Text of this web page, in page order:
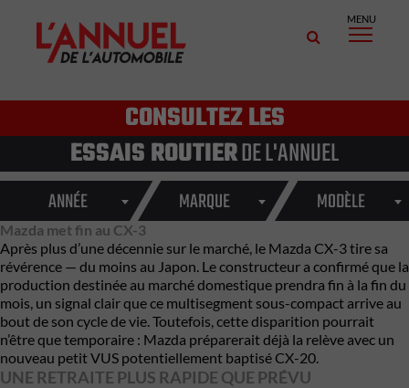
MENU
CONSULTEZ LES
ESSAIS ROUTIERDE L'ANNUEL
ANNÉE MARQUE MODÈLE
Mazda met fin au CX-3
Après plus d’une décennie sur le marché, le Mazda CX-3 tire sa
révérence — du moins au Japon. Le constructeur a confirmé que la
production destinée au marché domestique prendra fin à la fin du
mois, un signal clair que ce multisegment sous-compact arrive au
bout de son cycle de vie. Toutefois, cette disparition pourrait
n’être que temporaire : Mazda préparerait déjà la relève avec un
nouveau petit VUS potentiellement baptisé CX-20.
UNE RETRAITE PLUS RAPIDE QUE PRÉVU